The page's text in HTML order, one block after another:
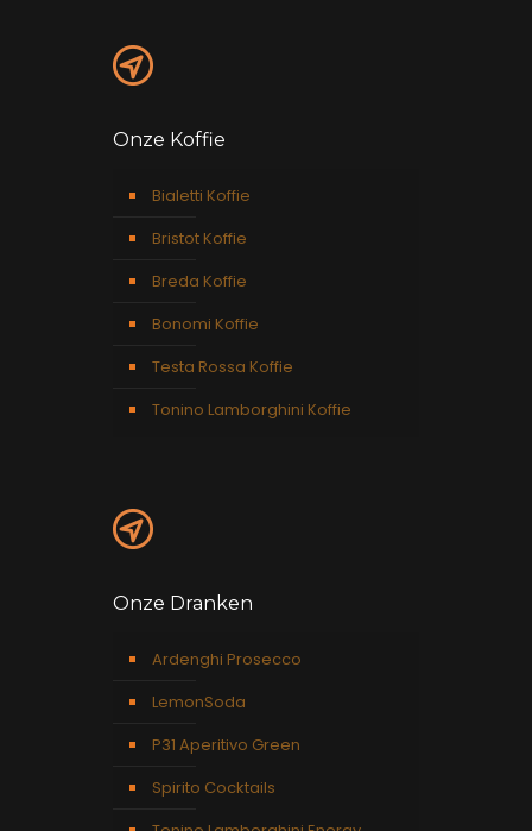
Onze Koffie
Bialetti Koffie
Bristot Koffie
Breda Koffie
Bonomi Koffie
Testa Rossa Koffie
Tonino Lamborghini Koffie
Onze Dranken
Ardenghi Prosecco
LemonSoda
P31 Aperitivo Green
Spirito Cocktails